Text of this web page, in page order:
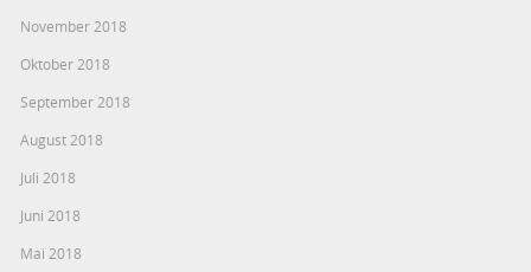
November 2018
Oktober 2018
September 2018
August 2018
Juli 2018
Juni 2018
Mai 2018